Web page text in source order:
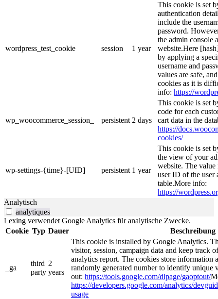
wordpress_test_cookie session 1 year
This cookie is set
authentication
include the
password.
the admin console
website.Here
by applying a
username and
values are safe,
cookies as it is
info: https://
wp_woocommerce_session_ persistent 2 days
This cookie is set
code for each
cart data in the
https://
cookies/
wp-settings-{time}-[UID] persistent 1 year
This cookie is set
the view of your
website. The
user ID of the user
table.More info:
https://
Analytisch
analytiques
Lexing verwendet Google Analytics für analytische Zwecke.
Cookie Typ Dauer Beschreibung
_ga
third
party
2
years
This cookie is installed by Google Analytics.
visitor, session, campaign data and keep track
analytics report. The cookies store information
randomly generated number to identify unique
out: https://tools.google.com/dlpage/gaoptout/
https://developers.google.com/analytics/
usage